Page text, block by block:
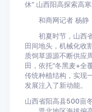
休” 山西阳高探索高
和商网记者 杨静
初夏时节，山西省
田间地头，机械化收
质饲草源源不断供应
田，依托“冬黑麦+全
传统种植结构，实现
发展注入了新动能。
山西省阳高县500亩